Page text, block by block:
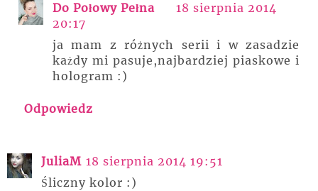
Do Połowy Pełna
18 sierpnia 2014
20:17
ja mam z różnych serii i w zasadzie
każdy mi pasuje,najbardziej piaskowe i
hologram :)
Odpowiedz
JuliaM 18 sierpnia 2014 19:51
Śliczny kolor :)